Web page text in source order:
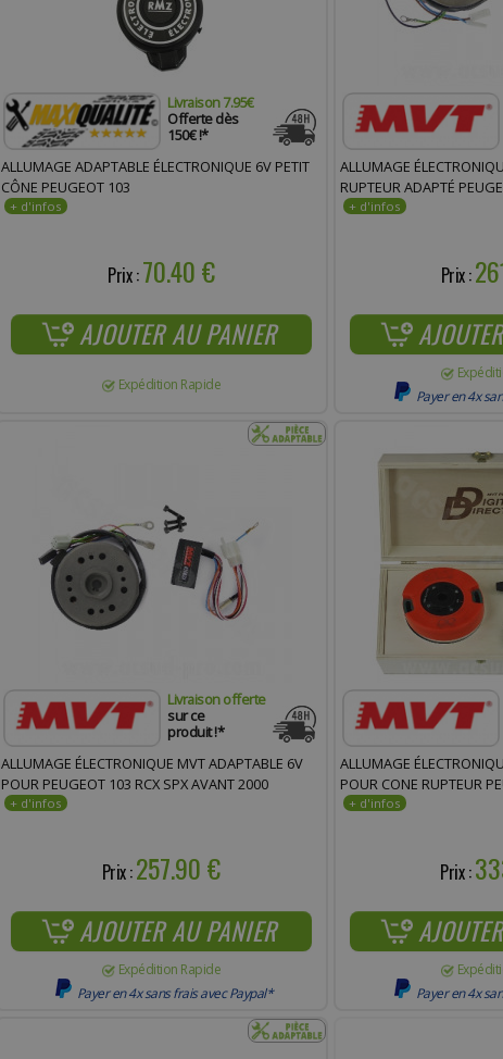
Livraison 7.95€
Offerte dès
150€ !*
ALLUMAGE ADAPTABLE ÉLECTRONIQUE 6V PETIT
CÔNE PEUGEOT 103
Prix :70.40 €
AJOUTER AU PANIER
Expédition Rapide
ALLUMAGE
RUPTEUR ADAPTÉ
Prix :
Payer en 4x
Livraison offerte
sur ce
produit !*
ALLUMAGE ÉLECTRONIQUE MVT ADAPTABLE 6V
POUR PEUGEOT 103 RCX SPX AVANT 2000
Prix :257.90 €
AJOUTER AU PANIER
Expédition Rapide
Payer en 4x sans frais avec Paypal*
ALLUMAGE
POUR CONE RUPTEUR
Prix :
Payer en 4x